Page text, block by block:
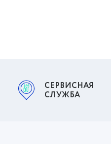
СЕРВИСНАЯ
СЛУЖБА